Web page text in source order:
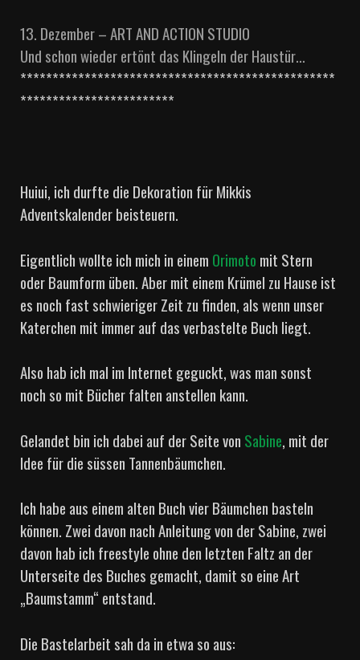
13. Dezember – ART AND ACTION STUDIO
Und schon wieder ertönt das Klingeln der Haustür…
*************************************************
************************
Huiui, ich durfte die Dekoration für Mikkis
Adventskalender beisteuern.
Eigentlich wollte ich mich in einem Orimoto mit Stern
oder Baumform üben. Aber mit einem Krümel zu Hause ist
es noch fast schwieriger Zeit zu finden, als wenn unser
Katerchen mit immer auf das verbastelte Buch liegt.
Also hab ich mal im Internet geguckt, was man sonst
noch so mit Bücher falten anstellen kann.
Gelandet bin ich dabei auf der Seite von Sabine, mit der
Idee für die süssen Tannenbäumchen.
Ich habe aus einem alten Buch vier Bäumchen basteln
können. Zwei davon nach Anleitung von der Sabine, zwei
davon hab ich freestyle ohne den letzten Faltz an der
Unterseite des Buches gemacht, damit so eine Art
„Baumstamm“ entstand.
Die Bastelarbeit sah da in etwa so aus: